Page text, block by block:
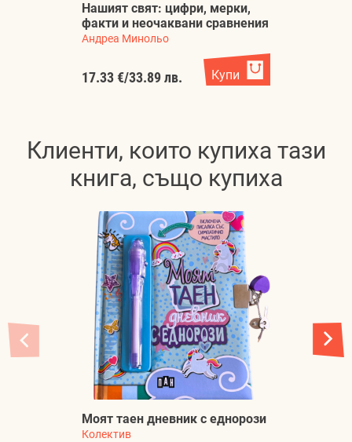
Нашият свят: цифри, мерки,
факти и неочаквани сравнения
Андреа Минольо
17.33 €/33.89 лв. Купи
Клиенти, които купиха тази
книга, също купиха
Моят таен дневник с еднорози
Колектив